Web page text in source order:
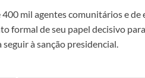
400 mil agentes comunitários e
formal de seu papel decisivo
à sanção presidencial.